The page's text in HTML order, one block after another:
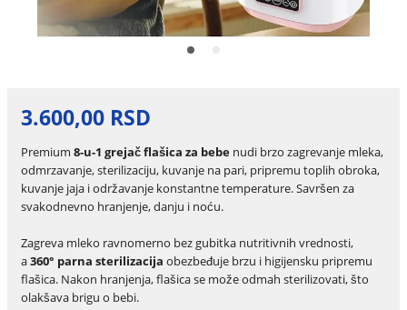
3.600,00 RSD
Premium 8-u-1 grejač flašica za bebenudi brzo zagrevanje mleka,
odmrzavanje, sterilizaciju, kuvanje na pari, pripremu toplih obroka,
kuvanje jaja i održavanje konstantne temperature. Savršen za
svakodnevno hranjenje, danju i noću.
Zagreva mleko ravnomerno bez gubitka nutritivnih vrednosti,
a360° parna sterilizacija obezbeđuje brzu i higijensku pripremu
flašica. Nakon hranjenja, flašica se može odmah sterilizovati, što
olakšava brigu o bebi.